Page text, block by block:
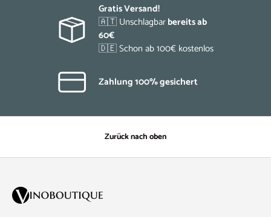
Gratis Versand!
🇦🇹 Unschlagbarbereits ab
60€
🇩🇪 Schon ab 100€ kostenlos
Zahlung 100% gesichert
Zurück nach oben